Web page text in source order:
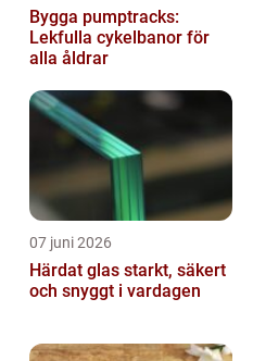
Bygga pumptracks:
Lekfulla cykelbanor för
alla åldrar
07 juni 2026
Härdat glas starkt, säkert
och snyggt i vardagen